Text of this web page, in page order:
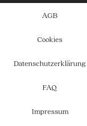
AGB
Cookies
Datenschutzerklärung
FAQ
Impressum